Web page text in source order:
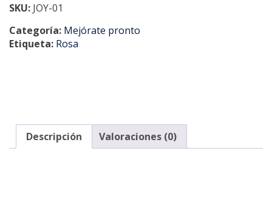
SKU: JOY-01
Categoría: Mejórate pronto
Etiqueta: Rosa
Descripción Valoraciones (0)